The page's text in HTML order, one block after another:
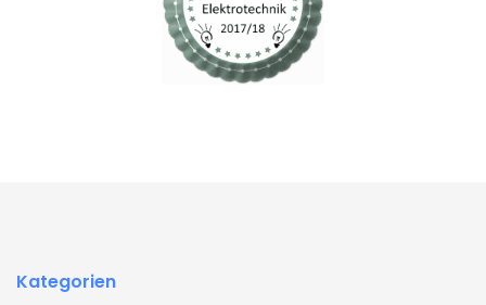
Kategorien